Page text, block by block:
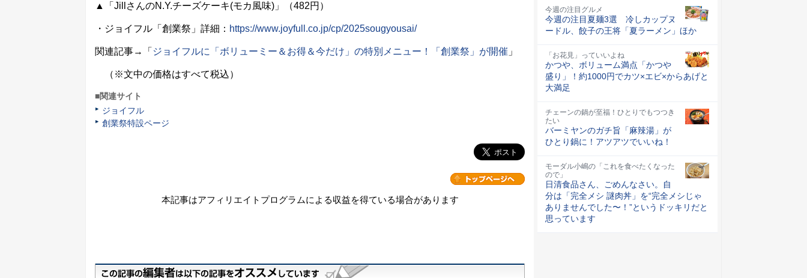
▲「JillさんのN.Y.チーズケーキ(モカ風味)」（482円）
・ジョイフル「創業祭」詳細： https://www.joyfull.co.jp/cp/2025sougyousai/
関連記事→「 ジョイフルに「ボリューミー＆お得＆今だけ」の特別メニュー！「創業祭」が開催 」
（※文中の価格はすべて税込）
■関連サイト
ジョイフル
創業祭特設ページ
本記事はアフィリエイトプログラムによる収益を得ている場合があります
今週の注目グルメ
今週の注目夏麺3選 冷しカップヌ
ードル、餃子の王将「夏ラーメン」ほか
「お花見」っていいよね
かつや、ボリューム満点「かつや
盛り」！約1000円でカツ×エビ×からあげと
大満足
チェーンの鍋が至福！ひとりでもつつき
たい
バーミヤンのガチ旨「麻辣湯」が
ひとり鍋に！アツアツでいいね！
モーダル小嶋の「これを食べたくなった
ので」
日清食品さん、ごめんなさい。自
分は「完全メシ 謎肉丼」を“完全メシじゃ
ありませんでした〜！”というドッキリだと
思っています